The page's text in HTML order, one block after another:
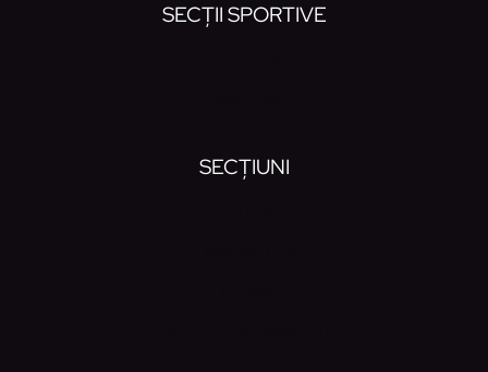
SECȚII SPORTIVE
SECȚIUNI